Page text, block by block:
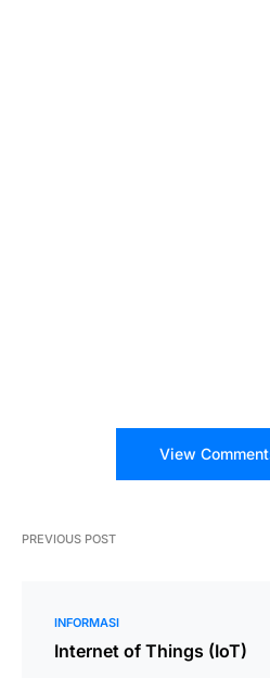
View
PREVIOUS POST
INFORMASI
Internet of Things (IoT)